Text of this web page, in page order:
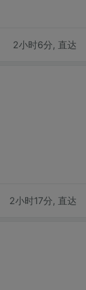
2小时6分, 直达
2小时17分, 直达